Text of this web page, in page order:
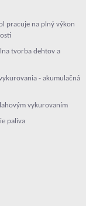
pracuje na plný výkon
tvorba dehtov a
- akumulačná
vykurovaním
paliva